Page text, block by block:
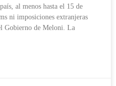
al menos hasta el 15 de
ni imposiciones extranjeras
Gobierno de Meloni. La